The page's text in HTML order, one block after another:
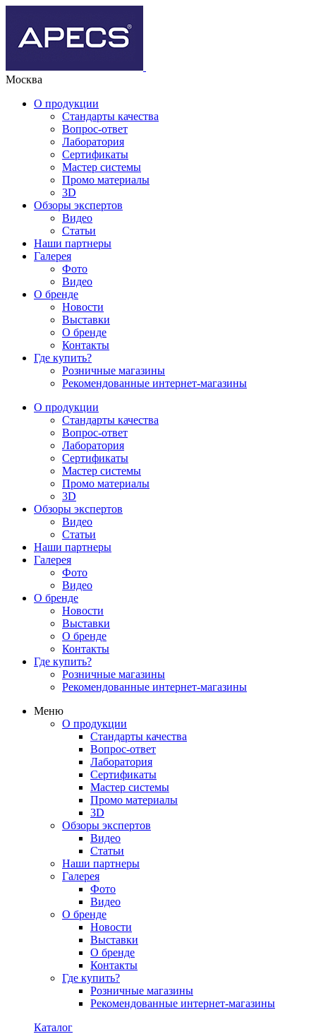
Москва
О продукции
Стандарты качества
Вопрос-ответ
Лаборатория
Сертификаты
Мастер системы
Промо материалы
3D
Обзоры экспертов
Видео
Статьи
Наши партнеры
Галерея
Фото
Видео
О бренде
Новости
Выставки
О бренде
Контакты
Где купить?
Розничные магазины
Рекомендованные интернет-магазины
О продукции
Стандарты качества
Вопрос-ответ
Лаборатория
Сертификаты
Мастер системы
Промо материалы
3D
Обзоры экспертов
Видео
Статьи
Наши партнеры
Галерея
Фото
Видео
О бренде
Новости
Выставки
О бренде
Контакты
Где купить?
Розничные магазины
Рекомендованные интернет-магазины
Меню
О продукции
Стандарты качества
Вопрос-ответ
Лаборатория
Сертификаты
Мастер системы
Промо материалы
3D
Обзоры экспертов
Видео
Статьи
Наши партнеры
Галерея
Фото
Видео
О бренде
Новости
Выставки
О бренде
Контакты
Где купить?
Розничные магазины
Рекомендованные интернет-магазины
Каталог